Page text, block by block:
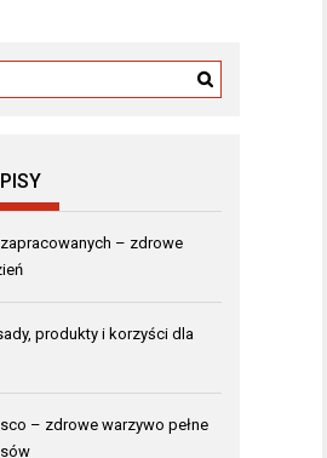
– zdrowe
produkty i korzyści dla
– zdrowe warzywo pełne